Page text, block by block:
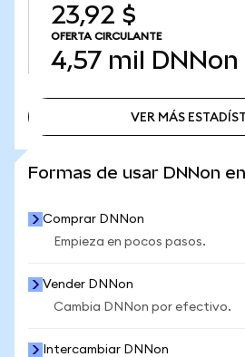
23,92 $
OFERTA CIRCULANTE
4,57 mil DNNon
VER MÁS
Formas de usar DNNon
Comprar DNNon
Empieza en pocos pasos.
Vender DNNon
Cambia DNNon por efectivo.
Intercambiar DNNon